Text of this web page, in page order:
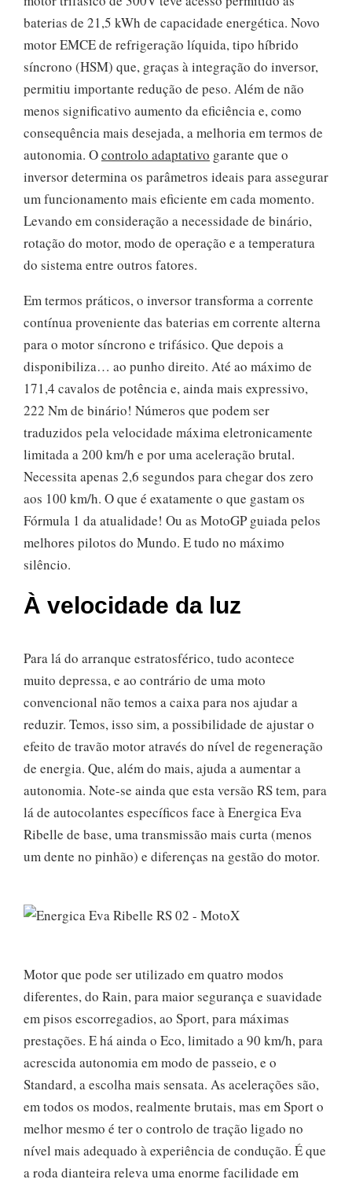
baterias de 21,5 kWh de capacidade energética. Novo
motor EMCE de refrigeração líquida, tipo híbrido
síncrono (HSM) que, graças à integração do inversor,
permitiu importante redução de peso. Além de não
menos significativo aumento da eficiência e, como
consequência mais desejada, a melhoria em termos de
autonomia. Ocontrolo adaptativo garante que o
inversor determina os parâmetros ideais para assegurar
um funcionamento mais eficiente em cada momento.
Levando em consideração a necessidade de binário,
rotação do motor, modo de operação e a temperatura
do sistema entre outros fatores.
Em termos práticos, o inversor transforma a corrente
contínua proveniente das baterias em corrente alterna
para o motor síncrono e trifásico. Que depois a
disponibiliza… ao punho direito. Até ao máximo de
171,4 cavalos de potência e, ainda mais expressivo,
222 Nm de binário! Números que podem ser
traduzidos pela velocidade máxima eletronicamente
limitada a 200 km/h e por uma aceleração brutal.
Necessita apenas 2,6 segundos para chegar dos zero
aos 100 km/h. O que é exatamente o que gastam os
Fórmula 1 da atualidade! Ou as MotoGP guiada pelos
melhores pilotos do Mundo. E tudo no máximo
silêncio.
À velocidade da luz
Para lá do arranque estratosférico, tudo acontece
muito depressa, e ao contrário de uma moto
convencional não temos a caixa para nos ajudar a
reduzir. Temos, isso sim, a possibilidade de ajustar o
efeito de travão motor através do nível de regeneração
de energia. Que, além do mais, ajuda a aumentar a
autonomia. Note-se ainda que esta versão RS tem, para
lá de autocolantes específicos face à Energica Eva
Ribelle de base, uma transmissão mais curta (menos
um dente no pinhão) e diferenças na gestão do motor.
Motor que pode ser utilizado em quatro modos
diferentes, do Rain, para maior segurança e suavidade
em pisos escorregadios, ao Sport, para máximas
prestações. E há ainda o Eco, limitado a 90 km/h, para
acrescida autonomia em modo de passeio, e o
Standard, a escolha mais sensata. As acelerações são,
em todos os modos, realmente brutais, mas em Sport o
melhor mesmo é ter o controlo de tração ligado no
nível mais adequado à experiência de condução. É que
a roda dianteira releva uma enorme facilidade em